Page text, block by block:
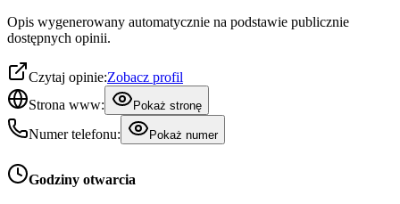
Opis wygenerowany automatycznie na podstawie publicznie
dostępnych opinii.
Czytaj opinie:Zobacz profil
Strona www:
Pokaż stronę
Numer telefonu: Pokaż numer
Godziny otwarcia